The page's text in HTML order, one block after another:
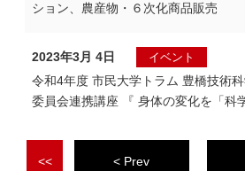
ション、農産物・６次化商品販売
2023年3月 4日 イベント
令和4年度 市民大学トラム 豊橋技術
委員会連携講座 『 身体の変化を「科
<< <